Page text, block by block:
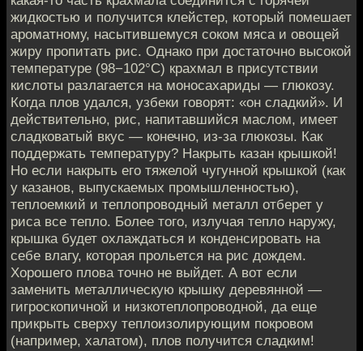
жидкостью и получится клейстер, который помешает
ароматному, насытившемуся соком мяса и овощей
жиру пропитать рис. Однако при достаточно высокой
температуре (98−102°С) крахмал в присутствии
кислоты разлагается на моносахариды — глюкозу.
Когда плов удался, узбеки говорят: «он сладкий». И
действительно, рис, напитавшийся маслом, имеет
сладковатый вкус — конечно, из-за глюкозы. Как
поддержать температуру? Накрыть казан крышкой!
Но если накрыть его тяжелой чугунной крышкой (как
у казанов, выпускаемых промышленностью),
теплоемкий и теплопроводный металл отберет у
риса все тепло. Более того, излучая тепло наружу,
крышка будет охлаждаться и конденсировать на
себе влагу, которая прольется на рис дождем.
Хорошего плова точно не выйдет. А вот если
заменить металлическую крышку деревянной —
гигроскопичной и низкотеплопроводной, да еще
прикрыть сверху теплоизолирующим покровом
(например, халатом), плов получится сладким!